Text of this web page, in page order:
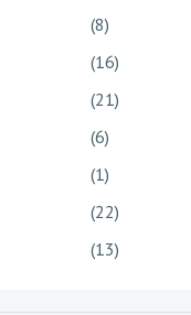
(8)
(16)
(21)
(6)
(1)
(22)
(13)